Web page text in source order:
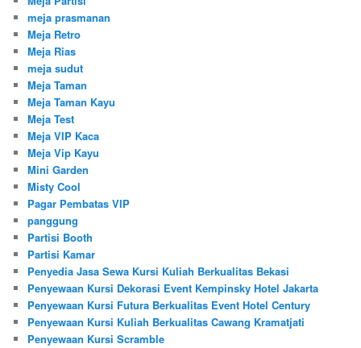
meja prasmanan
Meja Retro
Meja Rias
meja sudut
Meja Taman
Meja Taman Kayu
Meja Test
Meja VIP Kaca
Meja Vip Kayu
Mini Garden
Misty Cool
Pagar Pembatas VIP
panggung
Partisi Booth
Partisi Kamar
Penyedia Jasa Sewa Kursi Kuliah Berkualitas Bekasi
Penyewaan Kursi Dekorasi Event Kempinsky Hotel Jakarta
Penyewaan Kursi Futura Berkualitas Event Hotel Century
Penyewaan Kursi Kuliah Berkualitas Cawang Kramatjati
Penyewaan Kursi Scramble